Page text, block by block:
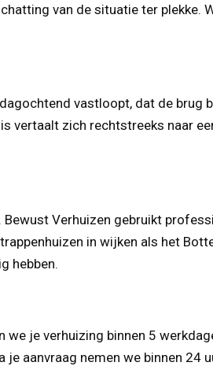
van de situatie ter plekke.
vastloopt, dat de brug
vertaalt zich rechtstreeks naar
Verhuizen gebruikt
in wijken als het
hebben.
je verhuizing binnen 5
aanvraag nemen we binnen 24